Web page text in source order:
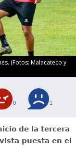
(Fotos: Malacateco y
0 1
de la tercera
puesta en el